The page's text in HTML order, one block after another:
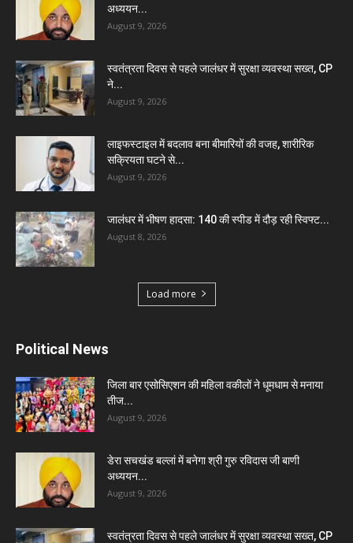
अध्ययन...
August 9, 2026
स्वतंत्रता दिवस से पहले जालंधर में सुरक्षा व्यवस्था सख्त, CP
ने...
August 9, 2026
लाइफस्टाइल में बदलाव बना बीमारियों की वजह, शारीरिक
सक्रियता घटने से...
August 9, 2026
जालंधर में भीषण हादसा: 140 की स्पीड में दौड़ रही स्विफ्ट...
August 8, 2026
Load more
Political News
जिला बार एसोसिएशन की महिला वकीलों ने धूमधाम से मनाया
तीज...
August 9, 2026
डेरा सचखंड बल्लां में बनेगा श्री गुरु रविदास जी बाणी
अध्ययन...
August 9, 2026
स्वतंत्रता दिवस से पहले जालंधर में सुरक्षा व्यवस्था सख्त, CP